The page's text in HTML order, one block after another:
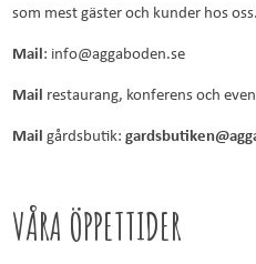
som mest gäster och kunder hos
Mail: info@aggaboden.se
Mail restaurang, konferens och
Mail gårdsbutik:
VÅRA ÖPPETTIDER